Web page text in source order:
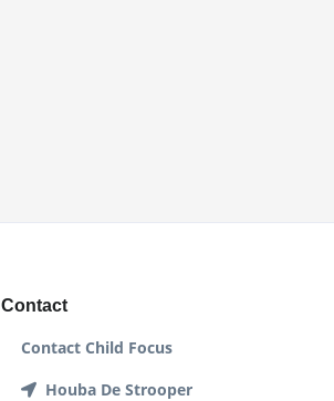
Contact
Contact Child Focus
Houba De Strooper